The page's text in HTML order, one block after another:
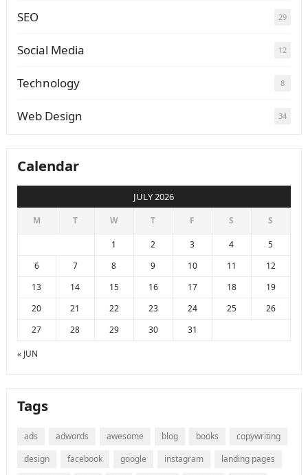
SEO 29
Social Media 12
Technology 8
Web Design 34
Calendar
JULY 2026
M T W T F S S
1 2 3 4
5
6
7 8 9 10 11
12
13
14 15 16 17 18
19
20
21 22 23 24 25
26
27
28 29 30 31
« JUN
Tags
ads adwords awesome blog books
copywriting
design
facebook google instagram
landing pages